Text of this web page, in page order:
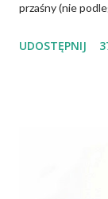
przaśny (nie
podpłomykami.
przeciwieństwie
zakwasie.
UDOSTĘPNIJ